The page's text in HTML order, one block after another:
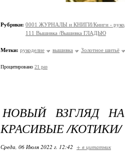
Рубрики: 0001 ЖУРНАЛЫ и КНИГИ/Книги -
111 Вышивка /Вышивка ГЛАДЬЮ
Метки: рукоделие вышивка Золотное шитьё
Процитировано 21 раз
НОВЫЙ ВЗГЛЯД
КРАСИВЫЕ /КОТИКИ/
Среда, 06 Июля 2022 г. 12:42 + в цитатник